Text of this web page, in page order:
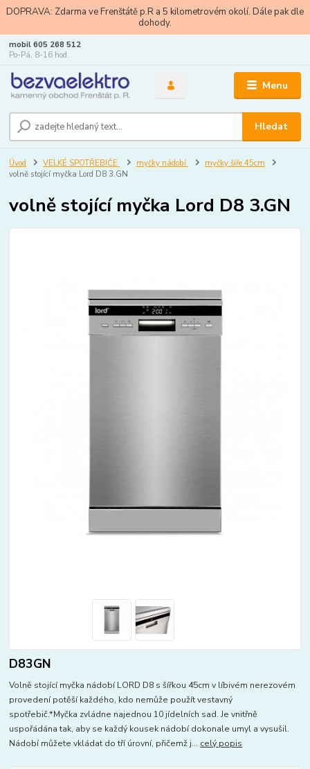
DOPRAVA: Zdarma ve Frenštátě p.R a 5 kilometrovém okolí. Dále pak dle
dohody.
Menu
Hledat
mobil 605 268 512
Po-Pá, 8-16 hod.
Úvod VELKÉ SPOTŘEBIČE myčky nádobí
myčky šíře 45cm
volně stojící myčka Lord D8 3.GN
volně stojící myčka Lord D8 3.GN
D83GN
Volně stojící myčka nádobí LORD D8 s šířkou 45cm v líbivém nerezovém
provedení potěší každého, kdo nemůže použít vestavný
spotřebič.*Myčka zvládne najednou 10 jídelních sad. Je vnitřně
uspořádána tak, aby se každý kousek nádobí dokonale umyl a vysušil.
Nádobí můžete vkládat do tří úrovní, přičemž j... celý popis